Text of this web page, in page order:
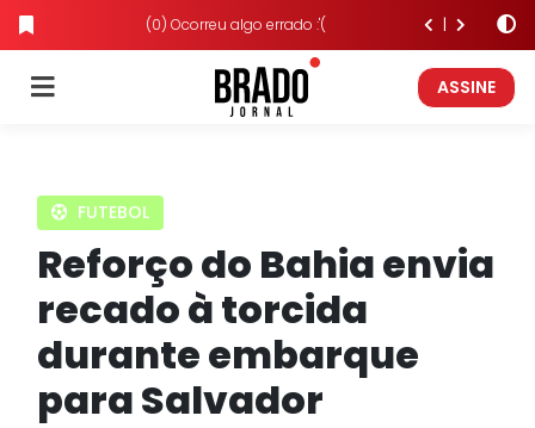
(0) Ocorreu algo errado :'(
ASSINE
FUTEBOL
Reforço do Bahia envia
recado à torcida
durante embarque
para Salvador